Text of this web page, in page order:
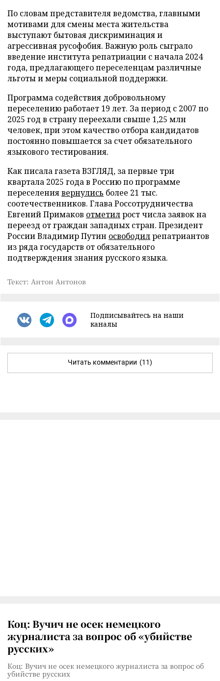
По словам представителя ведомства, главными
мотивами для смены места жительства
выступают бытовая дискриминация и
агрессивная русофобия. Важную роль сыграло
введение института репатриации с начала 2024
года, предлагающего переселенцам различные
льготы и меры социальной поддержки.
Программа содействия добровольному
переселению работает 19 лет. За период с 2007 по
2025 год в страну переехали свыше 1,25 млн
человек, при этом качество отбора кандидатов
постоянно повышается за счет обязательного
языкового тестирования.
Как писала газета ВЗГЛЯД, за первые три
квартала 2025 года в Россию по программе
переселениявернулись более 21 тыс.
соотечественников. Глава Россотрудничества
Евгений Примаков отметилрост числа заявок на
переезд от граждан западных стран. Президент
России Владимир Путин освободилрепатриантов
из ряда государств от обязательного
подтверждения знания русского языка.
Текст: Антон Антонов
Подписывайтесь на наши
каналы
Читать комментарии (11)
Коц: Вучич не осек немецкого
журналиста за вопрос об «убийстве
русских»
Коц: Вучич не осек немецкого журналиста за вопрос об
убийстве русских